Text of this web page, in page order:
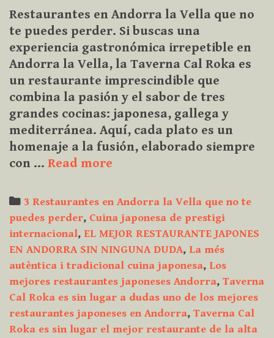
Restaurantes en Andorra la Vella que no
te puedes perder. Si buscas una
experiencia gastronómica irrepetible en
Andorra la Vella, la Taverna Cal Roka es
un restaurante imprescindible que
combina la pasión y el sabor de tres
grandes cocinas: japonesa, gallega y
mediterránea. Aquí, cada plato es un
homenaje a la fusión, elaborado siempre
con … Read more
Andorra
la
Vella
que
no
te
puedes
perder.
Experiencia
Categories
3 Restaurantes en Andorra la Vella que no te
puedes perder, Cuina japonesa de prestigi
internacional, EL MEJOR RESTAURANTE JAPONES
EN ANDORRA SIN NINGUNA DUDA, La més
autèntica i tradicional cuina japonesa, Los
mejores restaurantes japoneses Andorra, Taverna
Cal Roka es sin lugar a dudas uno de los mejores
restaurantes japoneses en Andorra, Taverna Cal
Roka es sin lugar el mejor restaurante de la alta